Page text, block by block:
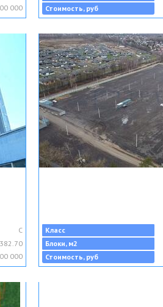
000
Стоимость, руб
C
000
Класс
Блоки, м2
Стоимость, руб